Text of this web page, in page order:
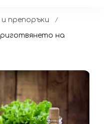
препоръки
на